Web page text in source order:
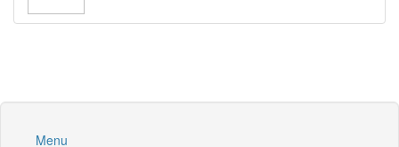
Menu